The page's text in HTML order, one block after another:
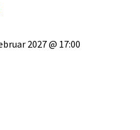
2027 @ 17:00